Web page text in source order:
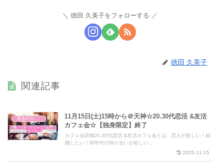
徳田 久美子をフォローする
徳田 久美子
関連記事
過去のカフェ会
11月15日(土)15時から＠天神☆20.30代恋活 &友活
カフェ会☆【独身限定】終了
カフェ会詳細20,30代恋活 &友活カフェ会とは、恋人が欲しい！結
婚したい！同年代の知り合いが欲しい...
2025.11.15